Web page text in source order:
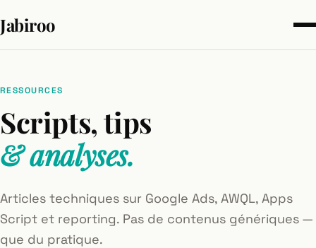
Jabiroo
RESSOURCES
Scripts, tips
& analyses.
Articles techniques sur Google Ads, AWQL, Apps
Script et reporting. Pas de contenus génériques —
que du pratique.